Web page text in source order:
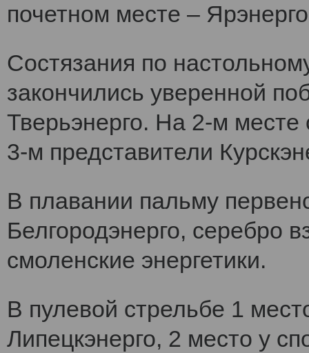
почетном месте –
Состязания по
закончились уверенной
Тверьэнерго. На 2-м
3-м представители
В плавании пальму
Белгородэнерго, серебро
смоленские энергетики.
В пулевой стрельбе 1
Липецкэнерго, 2 место у